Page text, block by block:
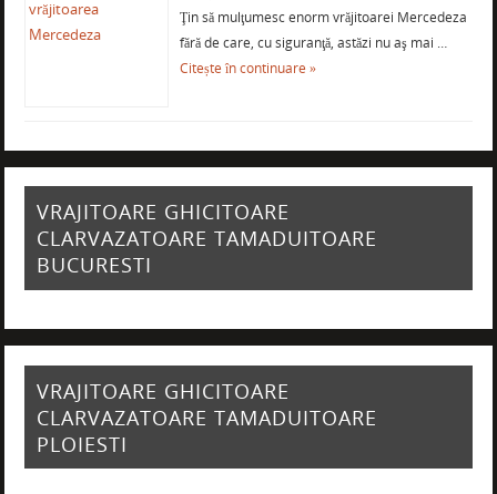
Ţin să mulţumesc enorm vrăjitoarei Mercedeza
fără de care, cu siguranţă, astăzi nu aş mai …
Citește în continuare »
VRAJITOARE GHICITOARE
CLARVAZATOARE TAMADUITOARE
BUCURESTI
VRAJITOARE GHICITOARE
CLARVAZATOARE TAMADUITOARE
PLOIESTI